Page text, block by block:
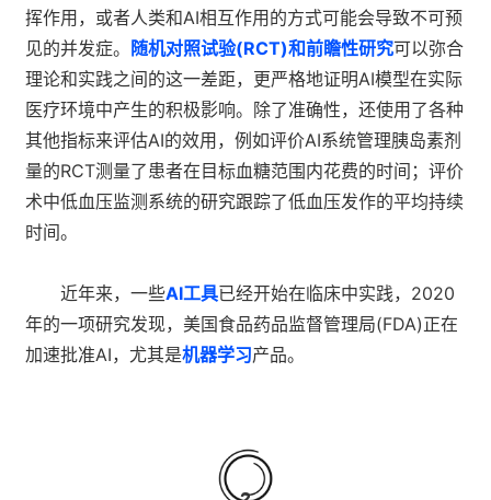
挥作用，或者人类和AI相互作用的方式可能会导致不可预
见的并发症。
随机对照试验(RCT)和前瞻性研究可以弥合
理论和实践之间的这一差距，更严格地证明AI模型在实际
医疗环境中产生的积极影响。除了准确性，还使用了各种
其他指标来评估AI的效用，例如评价AI系统管理胰岛素剂
量的RCT测量了患者在目标血糖范围内花费的时间；评价
术中低血压监测系统的研究跟踪了低血压发作的平均持续
时间。
近年来，一些AI工具已经开始在临床中实践，2020
年的一项研究发现，美国食品药品监督管理局(FDA)正在
加速批准AI，尤其是机器学习产品。